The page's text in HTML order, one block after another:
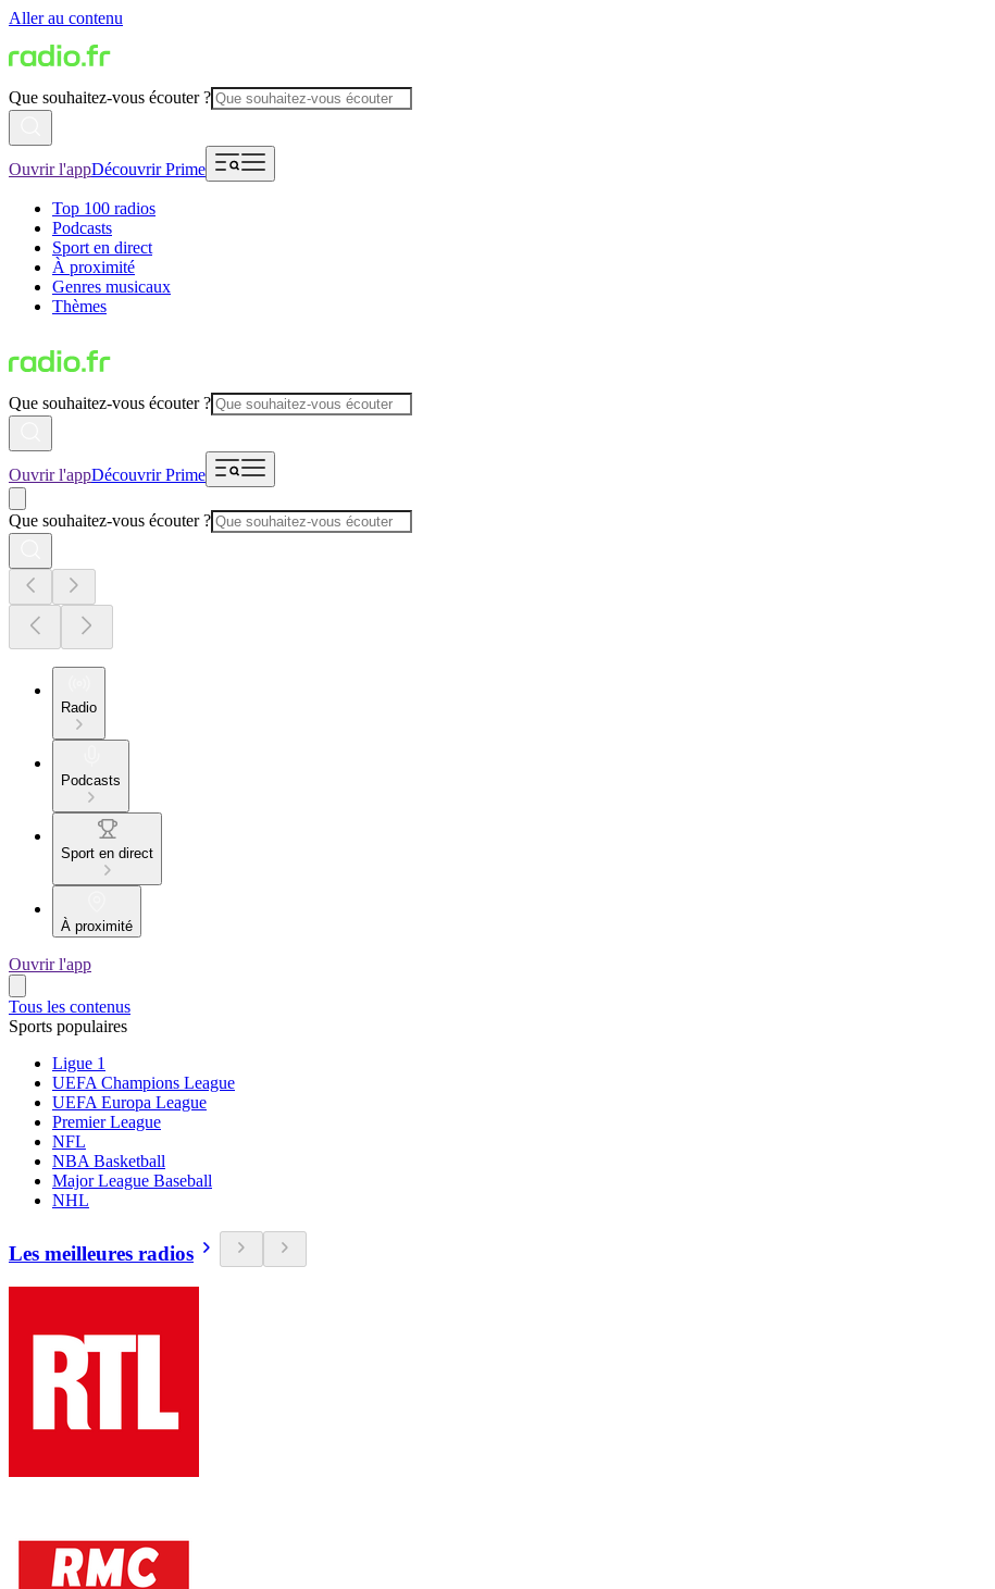
Aller au contenu
Que souhaitez-vous écouter ?
Ouvrir l'appDécouvrir Prime
Top 100 radios
Podcasts
Sport en direct
À proximité
Genres musicaux
Thèmes
Que souhaitez-vous écouter ?
Ouvrir l'appDécouvrir Prime
Que souhaitez-vous écouter ?
Radio
Podcasts
Sport en direct
À proximité
Ouvrir l'app
Tous les contenus
Sports populaires
Ligue 1
UEFA Champions League
UEFA Europa League
Premier League
NFL
NBA Basketball
Major League Baseball
NHL
Les meilleures radios